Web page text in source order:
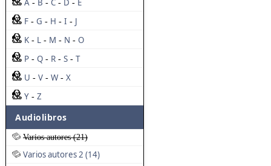
A - B - C - D - E
F - G - H - I - J
K - L - M - N - O
P - Q - R - S - T
U - V - W - X
Y - Z
Audiolibros
Varios autores (21)
Varios autores 2 (14)